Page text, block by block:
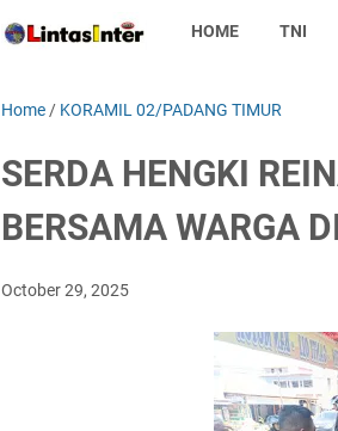
HOME TNI
Home / KORAMIL 02/PADANG TIMUR
SERDA HENGKI
BERSAMA WARGA
October 29, 2025